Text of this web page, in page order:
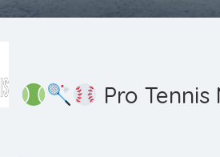
Pro Tennis